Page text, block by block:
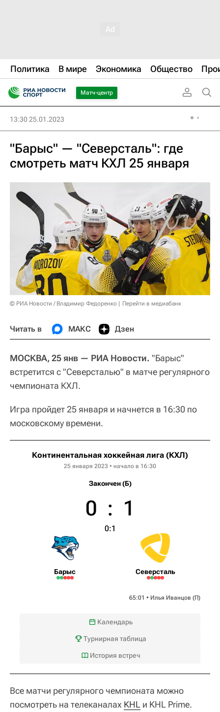
Политика В мире Экономика Общество
Матч-центр
13:30 25.01.2023
"Барыс" — "Северсталь": где
смотреть матч КХЛ 25 января
© РИА Новости / Владимир Федоренко Перейти в медиабанк
Читать в МАКС Дзен
МОСКВА, 25 янв — РИА Новости. "Барыс"
встретится с "Северсталью" в матче регулярного
чемпионата КХЛ.
Игра пройдет 25 января и начнется в 16:30 по
московскому времени.
Континентальная хоккейная лига (КХЛ)
25 января 2023 • начало в 16:30
Закончен (Б)
Барыс
0 : 1
0:1
Северсталь
65:01 • Илья Иванцов (П)
Календарь
Турнирная таблица
История встреч
Все матчи регулярного чемпионата можно
посмотреть на телеканалах KHL и KHL Prime.